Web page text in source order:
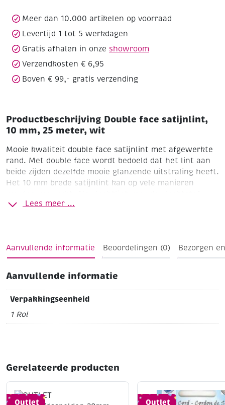
meter,
Meer dan 10.000 artikelen op voorraad
Levertijd 1 tot 5 werkdagen
Gratis afhalen in onze showroom
Verzendkosten € 6,95
Boven € 99,- gratis verzending
Productbeschrijving Double face satijnlint,
10 mm, 25 meter, wit
Mooie kwaliteit double face satijnlint met afgewerkte
rand. Met double face wordt bedoeld dat het lint aan
beide zijden dezelfde mooie glanzende uitstraling heeft.
Het 10 mm brede satijnlint kan op vele manieren
(artikelnummer 400157), maar ook als decoratief lint,
spindel
Lees meer ...
Aanvullende informatie Beoordelingen (0) Bezorgen
Aanvullende informatie
Verpakkingseenheid
1 Rol
Gerelateerde producten
Outlet Outlet